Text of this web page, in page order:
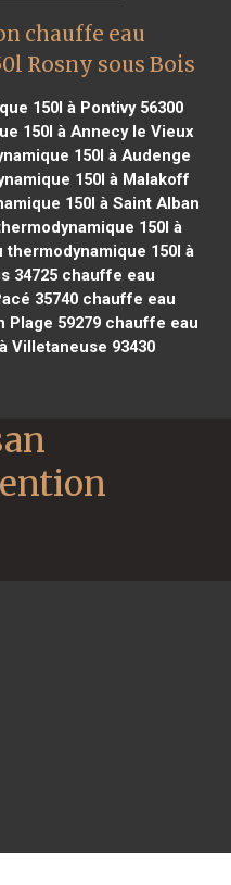
chauffe eau
Rosny sous Bois
150l à Pontivy 56300
150l à Annecy le Vieux
150l à Audenge
150l à Malakoff
150l à Saint Alban
150l à
150l à
34725 chauffe eau
35740chauffe eau
Plage 59279 chauffe eau
Villetaneuse 93430